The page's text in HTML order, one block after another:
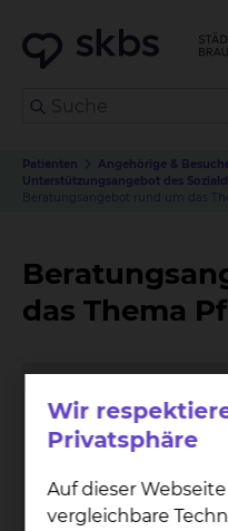
Patienten
Angehörige &
Unterstützungsangebot des
Beratungsangebot rund um das
das Thema
Wir
Privatsphäre
Auf dieser
vergleichbare